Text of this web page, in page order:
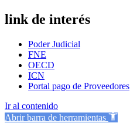
link de interés
Poder Judicial
FNE
OECD
ICN
Portal pago de Proveedores
Ir al contenido
Abrir barra de herramientas